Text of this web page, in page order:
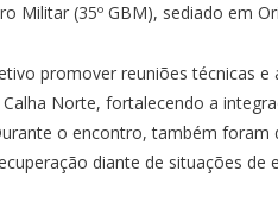
Militar (35º GBM), sediado em
promover reuniões técnicas
Norte, fortalecendo a
o encontro, também foram
diante de situações de